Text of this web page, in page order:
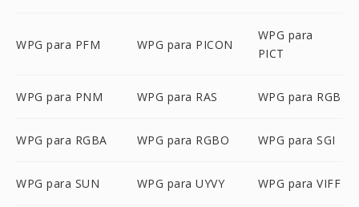
WPG para PFM WPG para PICON
WPG para
PICT
WPG para PNM WPG para RAS WPG para RGB
WPG para RGBA WPG para RGBO WPG para SGI
WPG para SUN WPG para UYVY WPG para VIFF